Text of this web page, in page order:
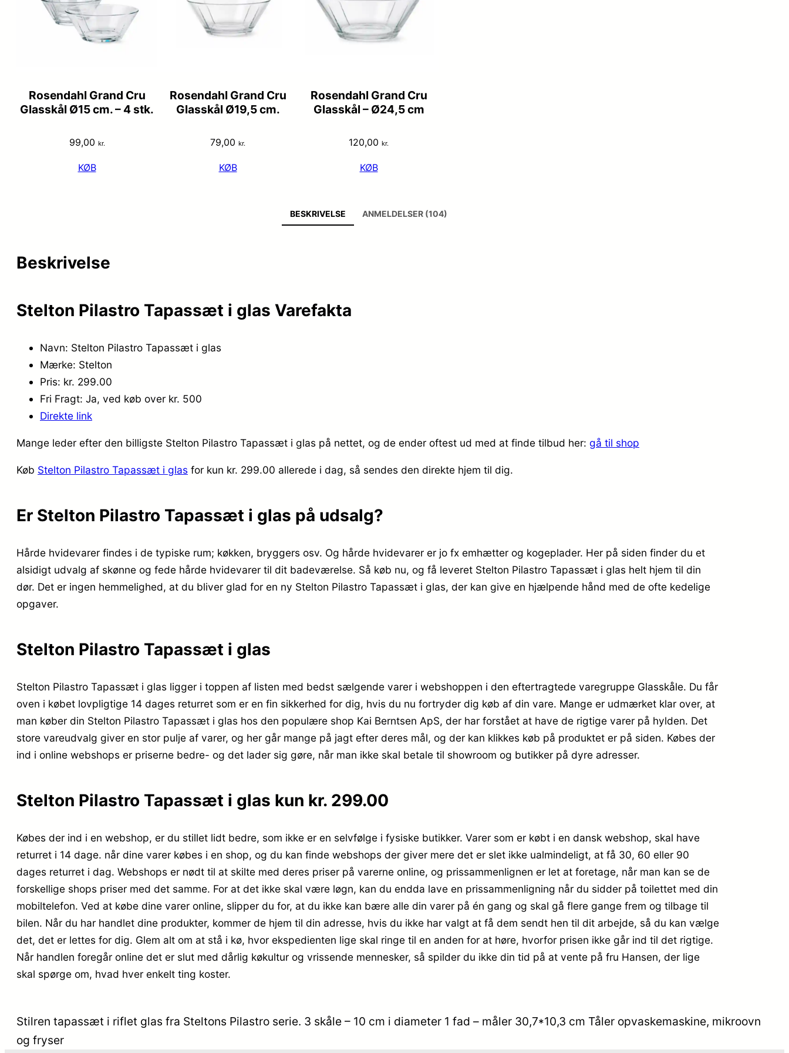
Rosendahl Grand Cru
Glasskål Ø15 cm. – 4 stk.
99,00 kr.
KØB
Rosendahl Grand Cru
Glasskål Ø19,5 cm.
79,00 kr.
KØB
Rosendahl Grand Cru
Glasskål – Ø24,5 cm
120,00 kr.
KØB
BESKRIVELSE ANMELDELSER (104)
Beskrivelse
Stelton Pilastro Tapassæt i glas Varefakta
Navn: Stelton Pilastro Tapassæt i glas
Mærke: Stelton
Pris: kr. 299.00
Fri Fragt: Ja, ved køb over kr. 500
Direkte link
Mange leder efter den billigste Stelton Pilastro Tapassæt i glas på nettet, og de ender oftest ud med at finde tilbud her: gå til shop
Køb Stelton Pilastro Tapassæt i glas for kun kr. 299.00 allerede i dag, så sendes den direkte hjem til dig.
Er Stelton Pilastro Tapassæt i glas på udsalg?
Hårde hvidevarer findes i de typiske rum; køkken, bryggers osv. Og hårde hvidevarer er jo fx emhætter og kogeplader. Her på siden finder du et
alsidigt udvalg af skønne og fede hårde hvidevarer til dit badeværelse. Så køb nu, og få leveret Stelton Pilastro Tapassæt i glas helt hjem til din
dør. Det er ingen hemmelighed, at du bliver glad for en ny Stelton Pilastro Tapassæt i glas, der kan give en hjælpende hånd med de ofte kedelige
opgaver.
Stelton Pilastro Tapassæt i glas
Stelton Pilastro Tapassæt i glas ligger i toppen af listen med bedst sælgende varer i webshoppen i den eftertragtede varegruppe Glasskåle. Du får
oven i købet lovpligtige 14 dages returret som er en fin sikkerhed for dig, hvis du nu fortryder dig køb af din vare. Mange er udmærket klar over, at
man køber din Stelton Pilastro Tapassæt i glas hos den populære shop Kai Berntsen ApS, der har forstået at have de rigtige varer på hylden. Det
store vareudvalg giver en stor pulje af varer, og her går mange på jagt efter deres mål, og der kan klikkes køb på produktet er på siden. Købes der
ind i online webshops er priserne bedre- og det lader sig gøre, når man ikke skal betale til showroom og butikker på dyre adresser.
Stelton Pilastro Tapassæt i glas kun kr. 299.00
Købes der ind i en webshop, er du stillet lidt bedre, som ikke er en selvfølge i fysiske butikker. Varer som er købt i en dansk webshop, skal have
returret i 14 dage. når dine varer købes i en shop, og du kan finde webshops der giver mere det er slet ikke ualmindeligt, at få 30, 60 eller 90
dages returret i dag. Webshops er nødt til at skilte med deres priser på varerne online, og prissammenlignen er let at foretage, når man kan se de
forskellige shops priser med det samme. For at det ikke skal være løgn, kan du endda lave en prissammenligning når du sidder på toilettet med din
mobiltelefon. Ved at købe dine varer online, slipper du for, at du ikke kan bære alle din varer på én gang og skal gå flere gange frem og tilbage til
bilen. Når du har handlet dine produkter, kommer de hjem til din adresse, hvis du ikke har valgt at få dem sendt hen til dit arbejde, så du kan vælge
det, det er lettes for dig. Glem alt om at stå i kø, hvor ekspedienten lige skal ringe til en anden for at høre, hvorfor prisen ikke går ind til det rigtige.
Når handlen foregår online det er slut med dårlig køkultur og vrissende mennesker, så spilder du ikke din tid på at vente på fru Hansen, der lige
skal spørge om, hvad hver enkelt ting koster.
Stilren tapassæt i riflet glas fra Steltons Pilastro serie. 3 skåle – 10 cm i diameter 1 fad – måler 30,7*10,3 cm Tåler opvaskemaskine, mikroovn
og fryser